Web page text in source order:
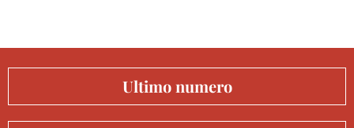
Ultimo numero